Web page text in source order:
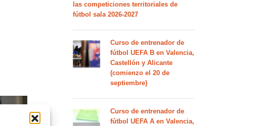
las competiciones territoriales de
fútbol sala 2026-2027
Curso de entrenador de
fútbol UEFA B en Valencia,
Castellón y Alicante
(comienzo el 20 de
septiembre)
Curso de entrenador de
fútbol UEFA A en Valencia,